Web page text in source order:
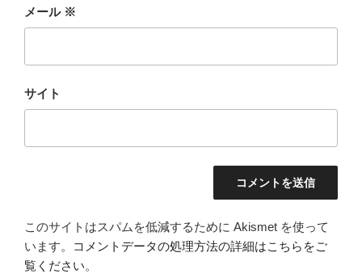
メール ※
サイト
このサイトはスパムを低減するために Akismet を使って
います。
コメントデータの処理方法の詳細はこちらをご
覧ください。